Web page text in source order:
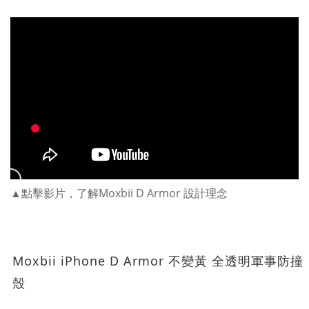
▲點擊影片，了解Moxbii D Armor 設計理念
Moxbii iPhone D Armor 不變黃 全透明軍事防撞
殼